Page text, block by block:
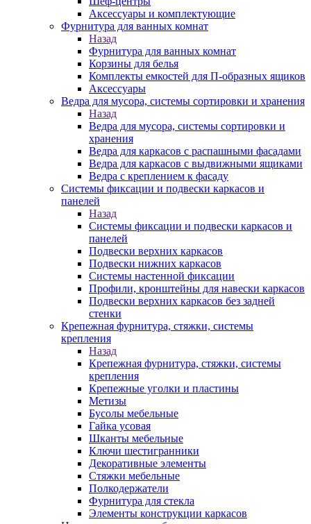
Аксессуары и комплектующие
Фурнитура для ванных комнат
Назад
Фурнитура для ванных комнат
Корзины для белья
Комплекты емкостей для П-образных ящиков
Аксессуары
Ведра для мусора, системы сортировки и хранения
Назад
Ведра для мусора, системы сортировки и
хранения
Ведра для каркасов с распашными фасадами
Ведра для каркасов с выдвижными ящиками
Ведра с креплением к фасаду
Системы фиксации и подвески каркасов и
панелей
Назад
Системы фиксации и подвески каркасов и
панелей
Подвески верхних каркасов
Подвески нижних каркасов
Системы настенной фиксации
Профили, кронштейны для навески каркасов
Подвески верхних каркасов без задней
стенки
Крепежная фурнитура, стяжки, системы
крепления
Назад
Крепежная фурнитура, стяжки, системы
крепления
Крепежные уголки и пластины
Метизы
Бусолы мебельные
Гайка усовая
Шканты мебельные
Ключи шестигранники
Декоративные элементы
Стяжки мебельные
Полкодержатели
Фурнитура для стекла
Элементы конструкции каркасов